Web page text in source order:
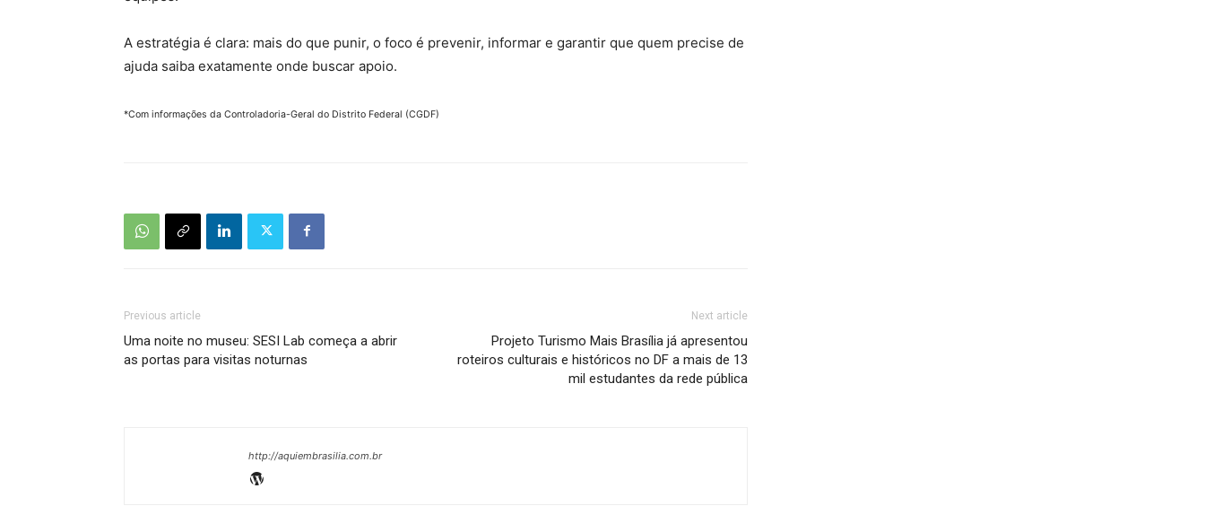
A estratégia é clara: mais do que punir, o foco é prevenir, informar e garantir que quem precise de
ajuda saiba exatamente onde buscar apoio.
*Com informações da Controladoria-Geral do Distrito Federal (CGDF)
Previous article
Uma noite no museu: SESI Lab começa a abrir
as portas para visitas noturnas
Next article
Projeto Turismo Mais Brasília já apresentou
roteiros culturais e históricos no DF a mais de 13
mil estudantes da rede pública
http://aquiembrasilia.com.br